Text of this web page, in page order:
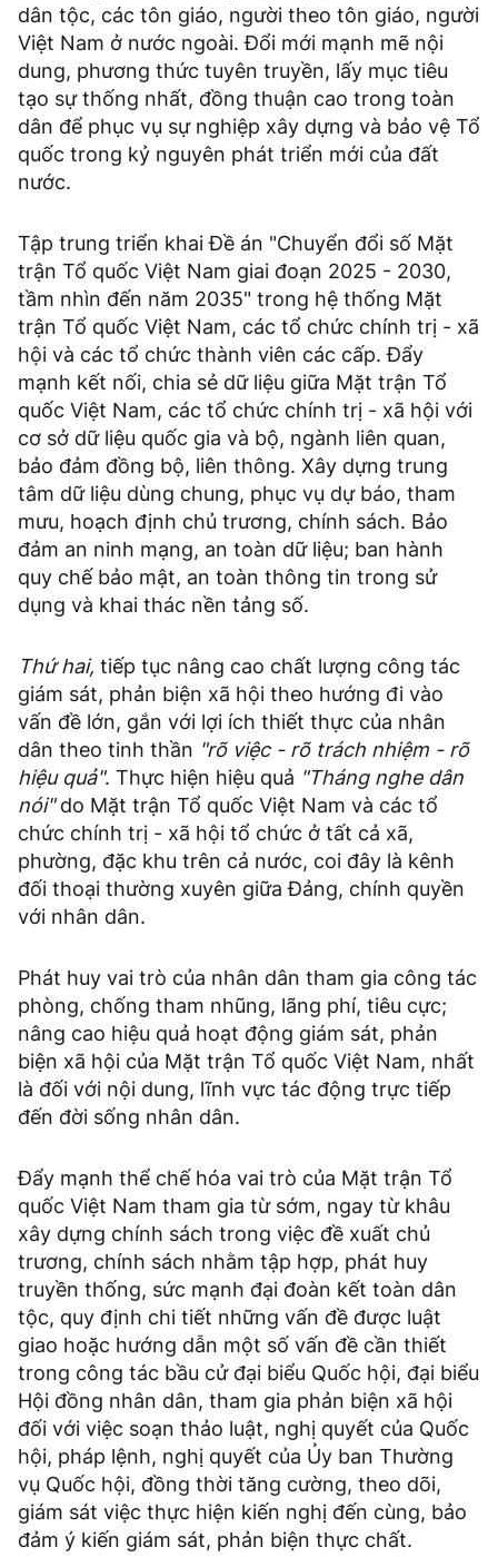
dân tộc, các tôn giáo, người theo tôn giáo, người
Việt Nam ở nước ngoài. Đổi mới mạnh mẽ nội
dung, phương thức tuyên truyền, lấy mục tiêu
tạo sự thống nhất, đồng thuận cao trong toàn
dân để phục vụ sự nghiệp xây dựng và bảo vệ Tổ
quốc trong kỷ nguyên phát triển mới của đất
nước.
Tập trung triển khai Đề án "Chuyển đổi số Mặt
trận Tổ quốc Việt Nam giai đoạn 2025 - 2030,
tầm nhìn đến năm 2035" trong hệ thống Mặt
trận Tổ quốc Việt Nam, các tổ chức chính trị - xã
hội và các tổ chức thành viên các cấp. Đẩy
mạnh kết nối, chia sẻ dữ liệu giữa Mặt trận Tổ
quốc Việt Nam, các tổ chức chính trị - xã hội với
cơ sở dữ liệu quốc gia và bộ, ngành liên quan,
bảo đảm đồng bộ, liên thông. Xây dựng trung
tâm dữ liệu dùng chung, phục vụ dự báo, tham
mưu, hoạch định chủ trương, chính sách. Bảo
đảm an ninh mạng, an toàn dữ liệu; ban hành
quy chế bảo mật, an toàn thông tin trong sử
dụng và khai thác nền tảng số.
Thứ hai, tiếp tục nâng cao chất lượng công tác
giám sát, phản biện xã hội theo hướng đi vào
vấn đề lớn, gắn với lợi ích thiết thực của nhân
dân theo tinh thần "rõ việc - rõ trách nhiệm - rõ
hiệu quả". Thực hiện hiệu quả "Tháng nghe dân
nói"do Mặt trận Tổ quốc Việt Nam và các tổ
chức chính trị - xã hội tổ chức ở tất cả xã,
phường, đặc khu trên cả nước, coi đây là kênh
đối thoại thường xuyên giữa Đảng, chính quyền
với nhân dân.
Phát huy vai trò của nhân dân tham gia công tác
phòng, chống tham nhũng, lãng phí, tiêu cực;
nâng cao hiệu quả hoạt động giám sát, phản
biện xã hội của Mặt trận Tổ quốc Việt Nam, nhất
là đối với nội dung, lĩnh vực tác động trực tiếp
đến đời sống nhân dân.
Đẩy mạnh thể chế hóa vai trò của Mặt trận Tổ
quốc Việt Nam tham gia từ sớm, ngay từ khâu
xây dựng chính sách trong việc đề xuất chủ
trương, chính sách nhằm tập hợp, phát huy
truyền thống, sức mạnh đại đoàn kết toàn dân
tộc, quy định chi tiết những vấn đề được luật
giao hoặc hướng dẫn một số vấn đề cần thiết
trong công tác bầu cử đại biểu Quốc hội, đại biểu
Hội đồng nhân dân, tham gia phản biện xã hội
đối với việc soạn thảo luật, nghị quyết của Quốc
hội, pháp lệnh, nghị quyết của Ủy ban Thường
vụ Quốc hội, đồng thời tăng cường, theo dõi,
giám sát việc thực hiện kiến nghị đến cùng, bảo
đảm ý kiến giám sát, phản biện thực chất.